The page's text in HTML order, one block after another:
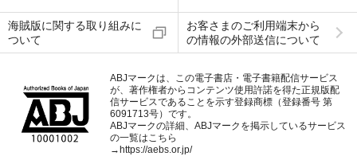
海賊版に関する取り組みに
ついて
お客さまのご利用端末から
の情報の外部送信について
ABJマークは、この電子書店・電子書籍配信サービス
が、著作権者からコンテンツ使用許諾を得た正規版配
信サービスであることを示す登録商標（登録番号 第
6091713号）です。
ABJマークの詳細、ABJマークを掲示しているサービス
の一覧はこちら
→ https://aebs.or.jp/